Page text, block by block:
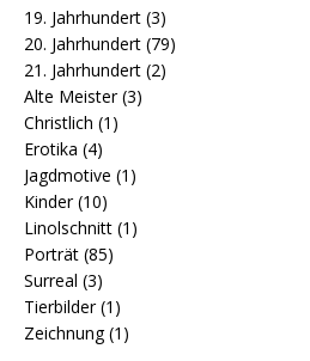
19. Jahrhundert (3)
20. Jahrhundert (79)
21. Jahrhundert (2)
Alte Meister(3)
Christlich (1)
Erotika (4)
Jagdmotive (1)
Kinder(10)
Linolschnitt (1)
Porträt (85)
Surreal (3)
Tierbilder(1)
Zeichnung(1)